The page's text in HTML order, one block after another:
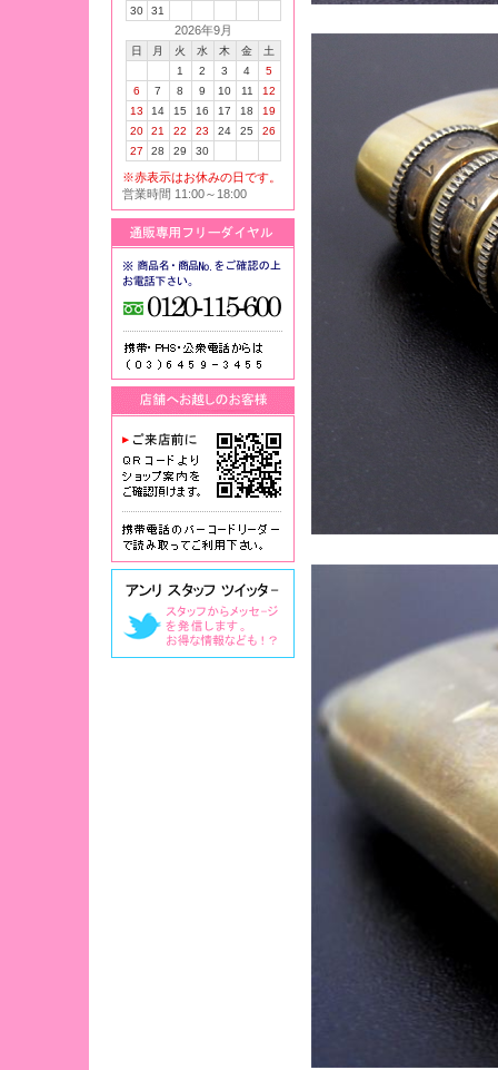
30
31
2026年9月
日 月 火 水 木 金
土
1
2 3 4
5
6
7 8 9 10 11
12
13
14 15 16 17 18
19
20
21 22 23 24 25
26
27
28 29 30
※赤表示はお休みの日です。
営業時間 11:00～18:00